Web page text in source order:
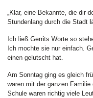
„Klar, eine Bekannte, die dir
Stundenlang durch die Stadt
Ich ließ Gerrits Worte so
Ich mochte sie nur einfach.
einen gelutscht hat.
Am Sonntag ging es gleich
waren mit der ganzen
Schule waren richtig viele